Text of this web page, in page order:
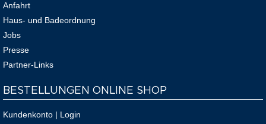
Anfahrt
Haus- und Badeordnung
Jobs
Presse
Partner-Links
BESTELLUNGEN ONLINE SHOP
Kundenkonto | Login